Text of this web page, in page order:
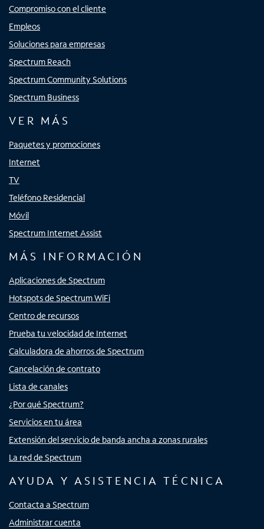
Compromiso con el cliente
Empleos
Soluciones para empresas
Spectrum Reach
Spectrum Community Solutions
Spectrum Business
VER MÁS
Paquetes y promociones
Internet
TV
Teléfono Residencial
Móvil
Spectrum Internet Assist
MÁS INFORMACIÓN
Aplicaciones de Spectrum
Hotspots de Spectrum WiFi
Centro de recursos
Prueba tu velocidad de Internet
Calculadora de ahorros de Spectrum
Cancelación de contrato
Lista de canales
¿Por qué Spectrum?
Servicios en tu área
Extensión del servicio de banda ancha a zonas rurales
La red de Spectrum
AYUDA Y ASISTENCIA TÉCNICA
Contacta a Spectrum
Administrar cuenta